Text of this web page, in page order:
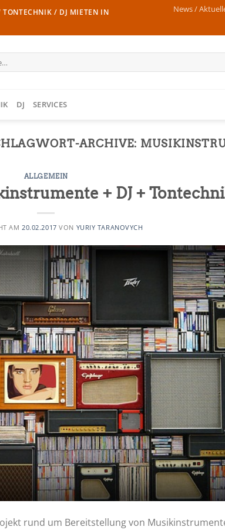
/ DJ MIETEN IN
News /
DJ SERVICES
ARCHIVE:
ALLGEMEIN
+ DJ +
AM 20.02.2017 VON YURIY TARANOVYCH
rund um Bereitstellung von